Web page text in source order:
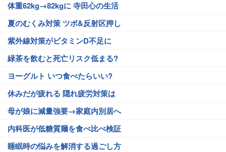
体重62kg→82kgに 寺田心の生活
夏のむくみ対策 ツボ&反射区押し
紫外線対策がビタミンD不足に
緑茶を飲むと死亡リスク低まる?
ヨーグルト いつ食べたらいい?
休みだが疲れる 隠れ疲労対策は
母が娘に減量強要→家庭内別居へ
内科医が低糖質麺を食べ比べ検証
睡眠時の悩みを解消する過ごし方